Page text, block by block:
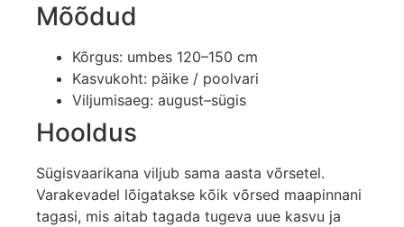
Mõõdud
Kõrgus: umbes 120–150 cm
Kasvukoht: päike / poolvari
Viljumisaeg: august–sügis
Hooldus
Sügisvaarikana viljub sama aasta võrsetel.
Varakevadel lõigatakse kõik võrsed maapinnani
tagasi, mis aitab tagada tugeva uue kasvu ja